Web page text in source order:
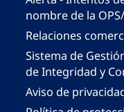
nombre de la
Relaciones
Sistema de
de Integridad y
Aviso de